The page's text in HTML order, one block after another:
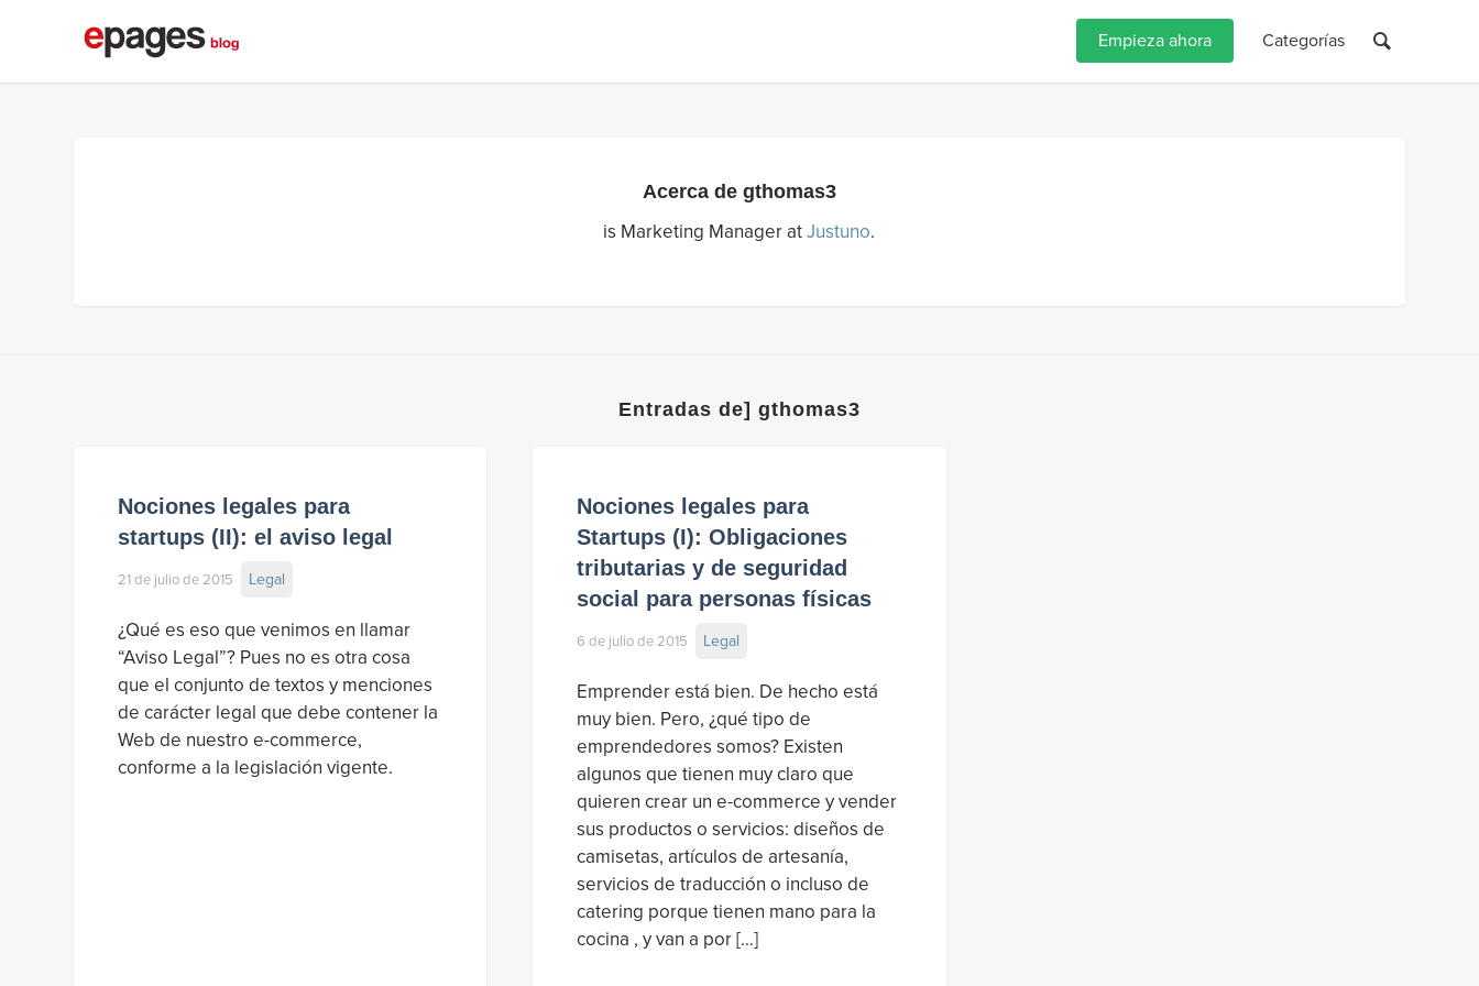
Empieza ahora Categorías
Acerca de gthomas3
is Marketing Manager atJustuno.
Entradas de] gthomas3
Nociones legales para
startups (II): el aviso legal
21 de julio de 2015 Legal
¿Qué es eso que venimos en llamar
“Aviso Legal”? Pues no es otra cosa
que el conjunto de textos y menciones
de carácter legal que debe contener la
Web de nuestro e-commerce,
conforme a la legislación vigente.
Nociones legales para
Startups (I): Obligaciones
tributarias y de seguridad
social para personas físicas
6 de julio de 2015 Legal
Emprender está bien. De hecho está
muy bien. Pero, ¿qué tipo de
emprendedores somos? Existen
algunos que tienen muy claro que
quieren crear un e-commerce y vender
sus productos o servicios: diseños de
camisetas, artículos de artesanía,
servicios de traducción o incluso de
catering porque tienen mano para la
cocina , y van a por […]